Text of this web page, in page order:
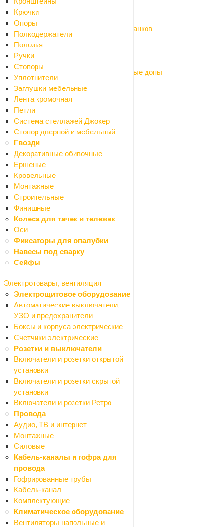
Крючки
Опоры
Полкодержатели
Полозья
Ручки
Стопоры
Уплотнители
Заглушки мебельные
Лента кромочная
Петли
Система стеллажей Джокер
Стопор дверной и мебельный
Гвозди
Декоративные обивочные
Ершеные
Кровельные
Монтажные
Строительные
Финишные
Колеса для тачек и тележек
Оси
Фиксаторы для опалубки
Навесы под сварку
Сейфы
Электротовары, вентиляция
Электрощитовое оборудование
Автоматические выключатели,
УЗО и предохранители
Боксы и корпуса электрические
Счетчики электрические
Розетки и выключатели
Включатели и розетки открытой
установки
Включатели и розетки скрытой
установки
Включатели и розетки Ретро
Провода
Аудио, ТВ и интернет
Монтажные
Силовые
Кабель-каналы и гофра для
провода
Гофрированные трубы
Кабель-канал
Комплектующие
Климатическое оборудование
Вентиляторы напольные и
Оснастка для пил дисковых
Оснастка для пылесосов
Оснастка для фрезеров, рубанков и станков
Оснастка для садовых инструментов
Пневмоинструмент
Щетки графит (коллекторные)
Электроды, маски сварочные, сварочные допы
Умный дом
Сантехника
Назад
Сантехника
Аксессуары для ванной
Назад
Аксессуары для ванной
Мыльницы
Бумагодержатели
Карнизы для ванной
Вантузы
Ведра
Вешалки и крючки
Держатели
Дозаторы
Ершики
Кольца для шторок
Наборы для ванной
Панели для ванной
Полки для ванной
Поручни для ванной
Стаканы для зубных щеток
Рамы для ванны
Сушилки для рук
Сиденья для ванной
Шторки для ванной
Душевые кабины, поддоны
Назад
Душевые кабины, поддоны
Душевые двери
Душевые кабины
Душевые ограждения
Душевые уголки
Поддоны
Уплотнители
Ролики для душевых кабин
Зеркала
Мебель для ванной комнаты
Назад
Мебель для ванной комнаты
Тумбы